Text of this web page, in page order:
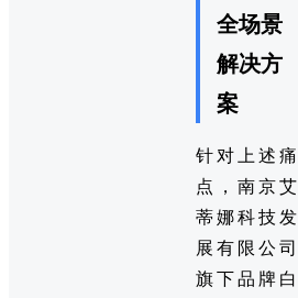
全场景
解决方
案
针对上述痛
点，南京艾
蒂娜科技发
展有限公司
旗下品牌白